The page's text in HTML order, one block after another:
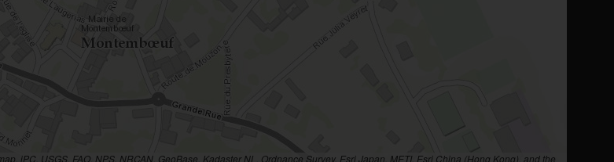
iPC, USGS, FAO, NPS, NRCAN, GeoBase, Kadaster NL, Ordnance Survey, Esri Japan, METI, Esri China (Hong Kong), and the